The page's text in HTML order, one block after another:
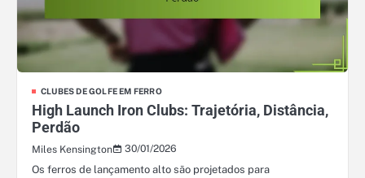
CLUBES DE GOLFE EM FERRO
High Launch Iron Clubs: Trajetória, Distância,
Perdão
Miles Kensington
30/01/2026
Os ferros de lançamento alto são projetados para